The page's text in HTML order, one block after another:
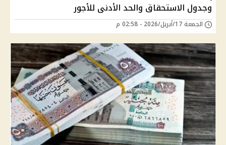
وجدول الاستحقاق والحد الأدنى للأجور
الجمعة 17/أبريل/2026 - 02:58 م